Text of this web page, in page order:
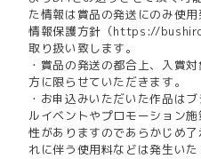
た情報は賞品の発送にのみ使
情報保護方針（https://
取り扱い致します。
・賞品の発送の都合上、入賞
方に限らせていただきます。
・お申込みいただいた作品は
ルイベントやプロモーション
性がありますのであらかじめ
れに伴う使用料などは発生いた